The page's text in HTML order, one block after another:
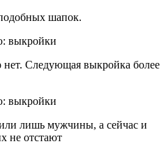
шапок.
Следующая выкройка более
лишь мужчины, а сейчас и
не отстают